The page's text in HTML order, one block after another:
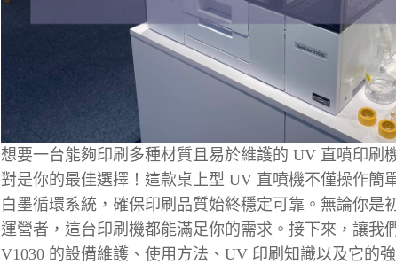
想要一台能夠印刷多種材質且易於維護的 UV 直噴印刷
對是你的最佳選擇！這款桌上型 UV 直噴機不僅操作簡
白墨循環系統，確保印刷品質始終穩定可靠。無論你是
運營者，這台印刷機都能滿足你的需求。接下來，讓我
V1030 的設備維護、使用方法、UV 印刷知識以及它的